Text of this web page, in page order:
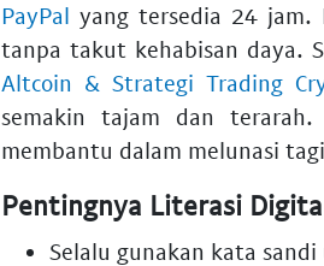
PayPal yang tersedia 24 jam.
tanpa takut kehabisan daya.
Altcoin & Strategi Trading
semakin tajam dan
membantu dalam melunasi
Pentingnya Literasi
Selalu gunakan kata